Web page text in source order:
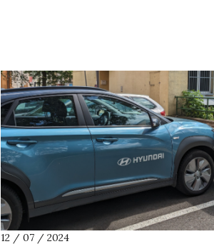
12 / 07 / 2024